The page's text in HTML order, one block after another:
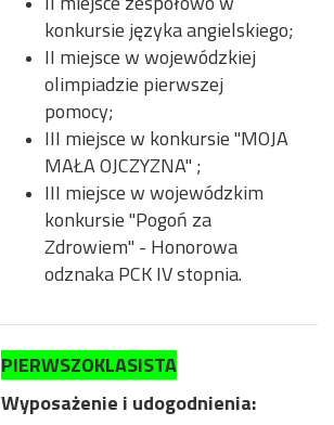
konkursie języka angielskiego;
II miejsce w wojewódzkiej
olimpiadzie pierwszej
pomocy;
III miejsce w konkursie "MOJA
MAŁA OJCZYZNA" ;
III miejsce w wojewódzkim
konkursie "Pogoń za
Zdrowiem" - Honorowa
odznaka PCK IV stopnia.
PIERWSZOKLASISTA
Wyposażenie i udogodnienia: